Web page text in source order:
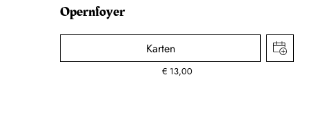
Opernfoyer
Karten
€ 13,00